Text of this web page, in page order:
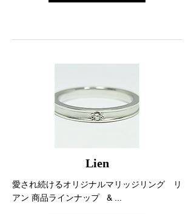
Lien
愛され続けるオリジナルマリッジリング リ
アン 商品ラインナップ & ...